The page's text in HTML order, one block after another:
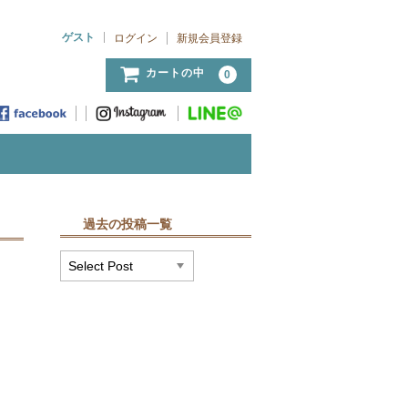
ゲスト
ログイン 新規会員登録
カートの中 0
過去の投稿一覧